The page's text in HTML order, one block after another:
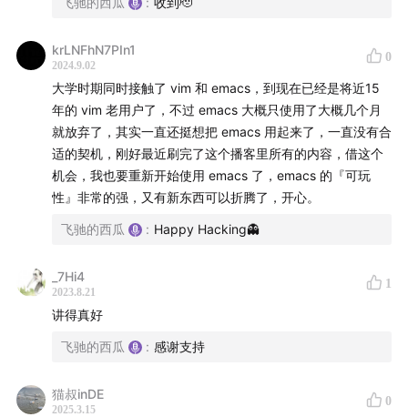
00:28:05Vimscript vs Emacs Lisp
00:38:52 NeoVim 诞生的原因
00:54:56 资助乌干达贫困儿童的由来
01:04:10Bram 对年轻程序员的建议
01:09:03对未来编辑器的畅想
Vim 诞生历史
1969 年，Ken Thompson 为 Unix 开发 ed
Unix 之父：Ken Thompson & Dennis Ritchie
1975 年，George Coulouris 改进了 ed，得益于显示
for mortals（凡人的编辑器）。
krLNFhN7PIn1
2024.9.02
0
大学时期同时接触了 vim 和 emacs，到现在已经是将近15
年的 vim 老用户了，不过 emacs 大概只使用了大概几个月
就放弃了，其实一直还挺想把 emacs 用起来了，一直没有合
适的契机，刚好最近刷完了这个播客里所有的内容，借这个
机会，我也要重新开始使用 emacs 了，emacs 的『可玩
性』非常的强，又有新东西可以折腾了，开心。
飞驰的西瓜 : Happy Hacking👻
_7Hi4
2023.8.21
1
讲得真好
飞驰的西瓜 : 感谢支持
猫叔inDE
2025.3.15
0